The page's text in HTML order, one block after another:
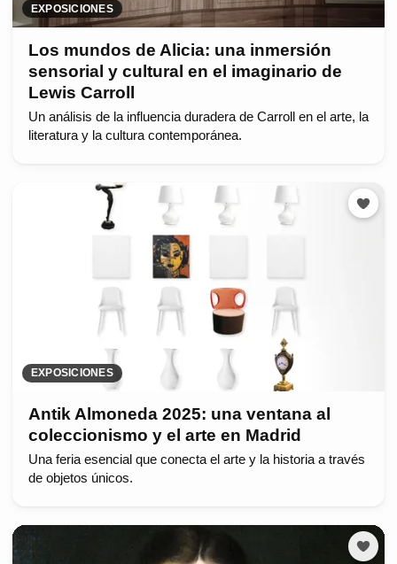
EXPOSICIONES
Los mundos de Alicia: una inmersión
sensorial y cultural en el imaginario de
Lewis Carroll
Un análisis de la influencia duradera de Carroll en el arte, la
literatura y la cultura contemporánea.
EXPOSICIONES
Antik Almoneda 2025: una ventana al
coleccionismo y el arte en Madrid
Una feria esencial que conecta el arte y la historia a través
de objetos únicos.